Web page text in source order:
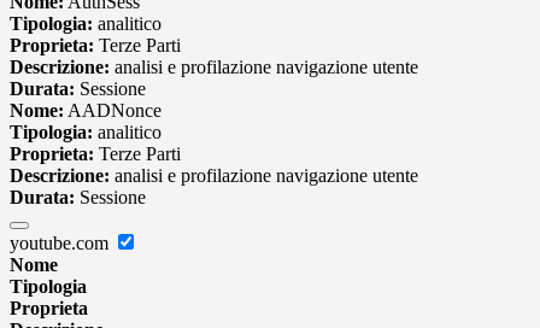
Tipologia: analitico
Proprieta: Terze Parti
Descrizione: analisi e profilazione navigazione utente
Durata: Sessione
Nome: AADNonce
Tipologia: analitico
Proprieta: Terze Parti
Descrizione: analisi e profilazione navigazione utente
Durata: Sessione
youtube.com
Nome
Tipologia
Proprieta